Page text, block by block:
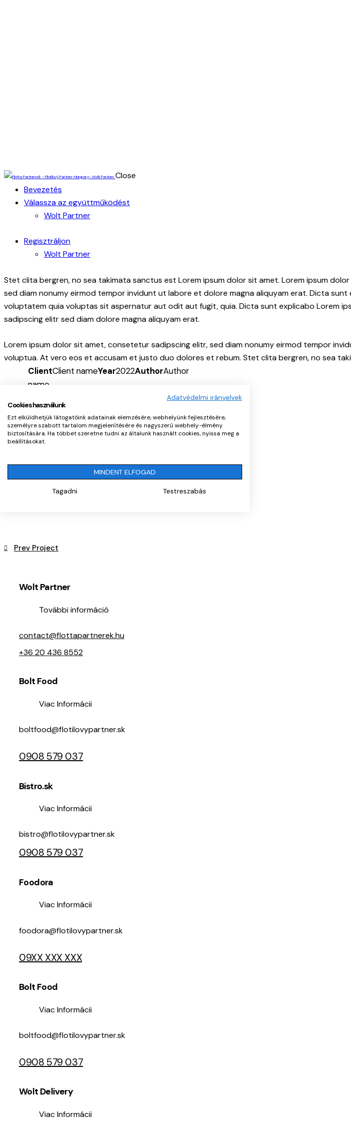
Close
Bevezetés
Válassza az együttműködést
Wolt Partner
Regisztráljon
Wolt Partner
Stet clita bergren, no sea takimata sanctus est Lorem ipsum dolor sit amet. Lorem ipsum
sed diam nonumy eirmod tempor invidunt ut labore et dolore magna aliquyam erat. Dicta sunt
voluptatem quia voluptas sit aspernatur aut odit aut fugit, quia. Dicta sunt explicabo Lorem
sadipscing elitr sed diam dolore magna aliquyam erat.
Lorem ipsum dolor sit amet, consetetur sadipscing elitr, sed diam nonumy eirmod tempor
voluptua. At vero eos et accusam et justo duo dolores et rebum. Stet clita bergren, no sea
ClientClient nameYear2022AuthorAuthor
name
Navigácia v článku
Prev Project
Wolt Partner
További információ
contact@flottapartnerek.hu
+36 20 436 8552
Bolt Food
Viac Informácii
boltfood@flotilovypartner.sk
0908 579 037
Bistro.sk
Viac Informácii
bistro@flotilovypartner.sk
0908 579 037
Foodora
Viac Informácii
foodora@flotilovypartner.sk
09XX XXX XXX
Bolt Food
Viac Informácii
boltfood@flotilovypartner.sk
0908 579 037
Wolt Delivery
Viac Informácii
Adatvédelmi irányelvek
Cookies használunk
Ezt elküldhetjük látogatóink adatainak elemzésére, webhelyünk fejlesztésére,
személyre szabott tartalom megjelenítésére és nagyszerű webhely-élmény
biztosítására. Ha többet szeretne tudni az általunk használt cookies, nyissa meg a
beállításokat.
MINDENT ELFOGAD
Tagadni Testreszabás